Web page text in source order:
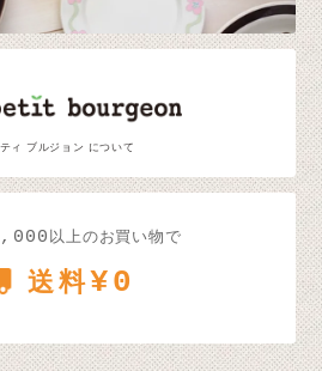
ィ ブルジョン について
以上のお買い物で
送料¥0